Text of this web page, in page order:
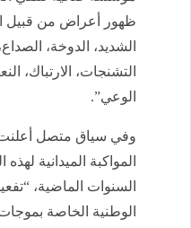
ظهور أعراض من قبيل
الشديد، الدوخة،
التشنجات، الارتباك،
الوعي”.
وفي سياق متصل أعلنت
المواكبة الميدانية
السنوات الماضية،
الوطنية الخاصة